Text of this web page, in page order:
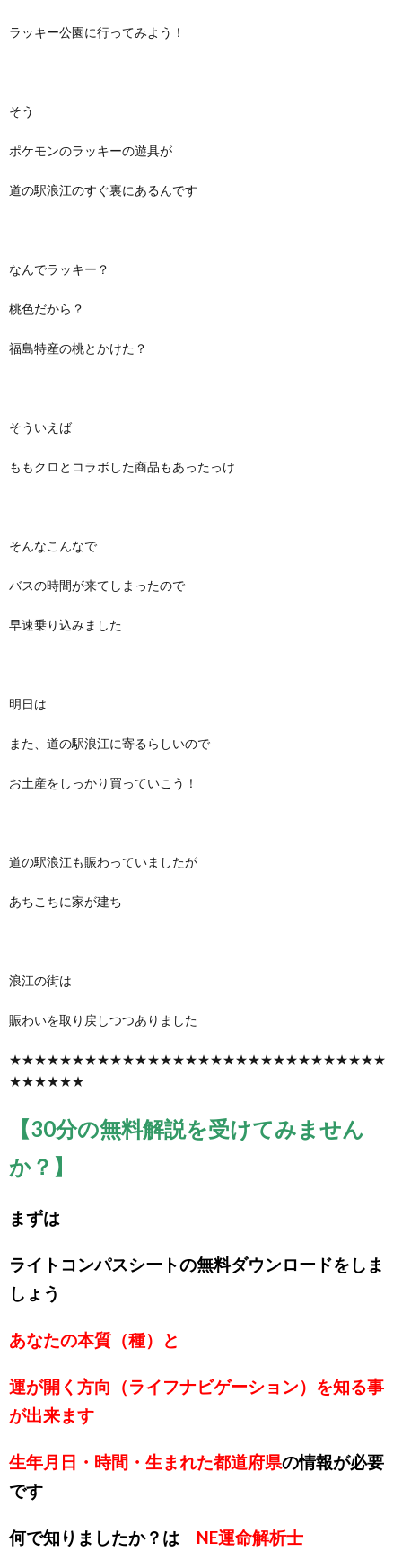
ラッキー公園に行ってみよう！
そう
ポケモンのラッキーの遊具が
道の駅浪江のすぐ裏にあるんです
なんでラッキー？
桃色だから？
福島特産の桃とかけた？
そういえば
ももクロとコラボした商品もあったっけ
そんなこんなで
バスの時間が来てしまったので
早速乗り込みました
明日は
また、道の駅浪江に寄るらしいので
お土産をしっかり買っていこう！
道の駅浪江も賑わっていましたが
あちこちに家が建ち
浪江の街は
賑わいを取り戻しつつありました
★★★★★★★★★★★★★★★★★★★★★★★★★★★★★★
★★★★★★
【30分の無料解説を受けてみません
か？】
まずは
ライトコンパスシートの無料ダウンロードをしま
しょう
あなたの本質（種）と
運が開く方向（ライフナビゲーション）を知る事
が出来ます
生年月日・時間・生まれた都道府県の情報が必要
です
何で知りましたか？は NE運命解析士